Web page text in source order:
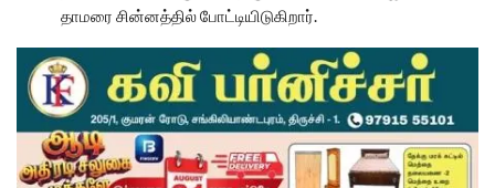
தாமரை சின்னத்தில் போட்டியிடுகிறார்.